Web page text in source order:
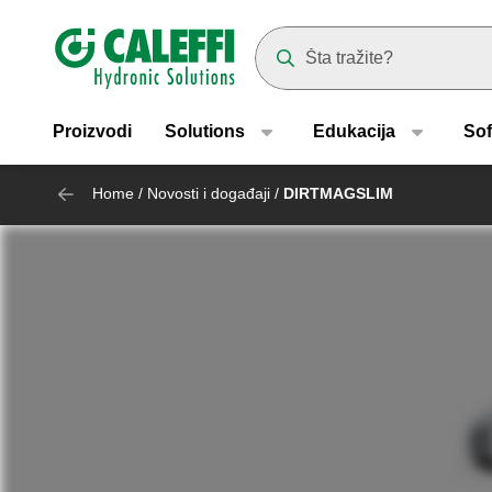
Header main navigation
Proizvodi Solutions Edukacija
Home / Novosti i događaji / DIRTMAGSLIM